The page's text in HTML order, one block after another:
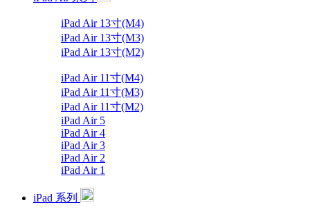
iPad Air 13寸(M4)
iPad Air 13寸(M3)
iPad Air 13寸(M2)
iPad Air 11寸(M4)
iPad Air 11寸(M3)
iPad Air 11寸(M2)
iPad Air 5
iPad Air 4
iPad Air 3
iPad Air 2
iPad Air 1
iPad 系列